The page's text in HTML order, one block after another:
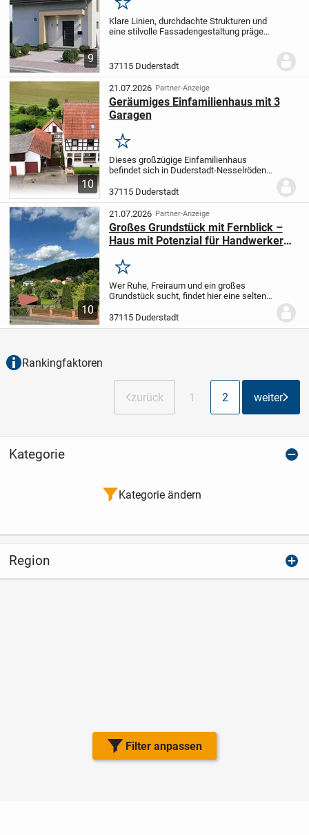
Filter anpassen
9
Merken
Klare Linien, durchdachte Strukturen und
eine stilvolle Fassadengestaltung prägen
Gebäude eine besondere Ausstrahlung
37115 Duderstadt
10
21.07.2026 Partner-Anzeige
Geräumiges Einfamilienhaus mit 3
Garagen
Merken
Dieses großzügige Einfamilienhaus
befindet sich in Duderstadt-Nesselröden
und bietet vielfältige
Nutzungsmöglichkeiten für Familien,
Hobbyhandwerker oder alle,...
37115 Duderstadt
10
21.07.2026 Partner-Anzeige
Großes Grundstück mit Fernblick –
Haus mit Potenzial für Handwerker
Merken
Wer Ruhe, Freiraum und ein großes
Grundstück sucht, findet hier eine seltene
großen Grundstück befindet sich dieses
Wohnhaus mit rund 145 m² Wohnfläche.
37115 Duderstadt
Rankingfaktoren
zurück 1 2 weiter
Kategorie
Kategorie ändern
Region